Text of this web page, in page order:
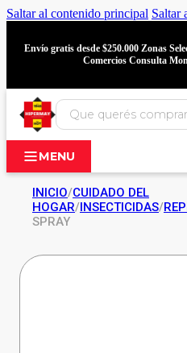
Saltar al contenido principal Saltar
Envío gratis desde $250.000 Zonas
Comercios Consulta
MENU
INICIO/CUIDADO DEL
HOGAR/INSECTICIDAS/
SPRAY